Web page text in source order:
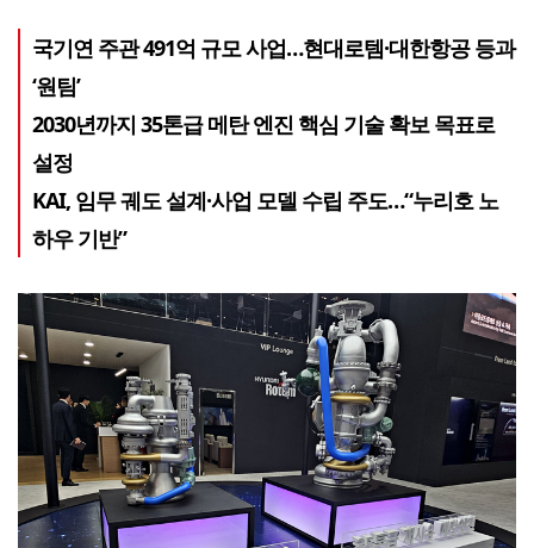
국기연 주관 491억 규모 사업…현대로템·대한항공 등과
‘원팀’
2030년까지 35톤급 메탄 엔진 핵심 기술 확보 목표로
설정
KAI, 임무 궤도 설계·사업 모델 수립 주도…“누리호 노
하우 기반”